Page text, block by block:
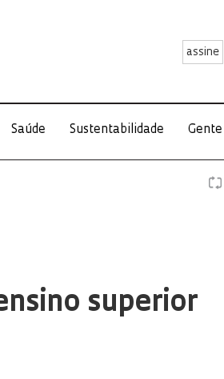
assine
Saúde Sustentabilidade Gente
superior